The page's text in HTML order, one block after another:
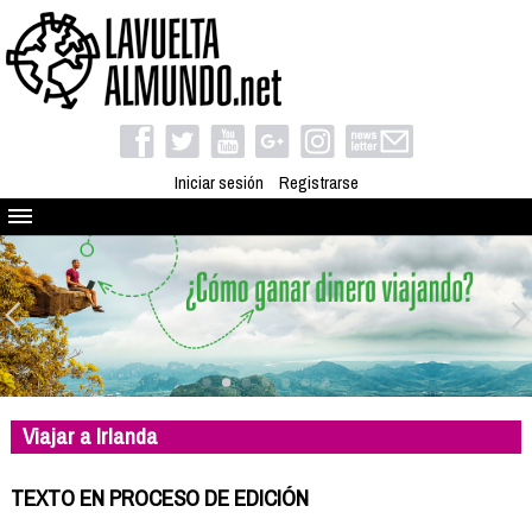
Iniciar sesión Registrarse
Quienes somos
El proyecto
Blog
Viaja con nosotros
Camino solidario
Libros
Compañeros de viaje
Viajar a Irlanda
TEXTO EN PROCESO DE EDICIÓN